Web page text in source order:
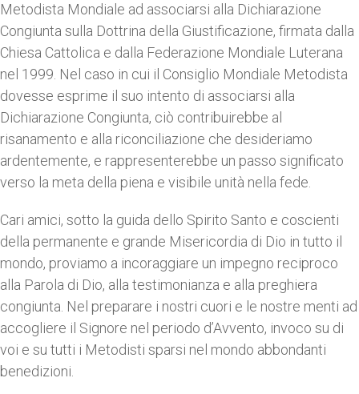
Metodista Mondiale ad associarsi alla Dichiarazione
Congiunta sulla Dottrina della Giustificazione, firmata dalla
Chiesa Cattolica e dalla Federazione Mondiale Luterana
nel 1999. Nel caso in cui il Consiglio Mondiale Metodista
dovesse esprime il suo intento di associarsi alla
Dichiarazione Congiunta, ciò contribuirebbe al
risanamento e alla riconciliazione che desideriamo
ardentemente, e rappresenterebbe un passo significato
verso la meta della piena e visibile unità nella fede.
Cari amici, sotto la guida dello Spirito Santo e coscienti
della permanente e grande Misericordia di Dio in tutto il
mondo, proviamo a incoraggiare un impegno reciproco
alla Parola di Dio, alla testimonianza e alla preghiera
congiunta. Nel preparare i nostri cuori e le nostre menti ad
accogliere il Signore nel periodo d’Avvento, invoco su di
voi e su tutti i Metodisti sparsi nel mondo abbondanti
benedizioni.